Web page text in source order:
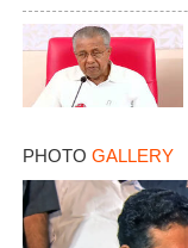
PHOTO GALLERY